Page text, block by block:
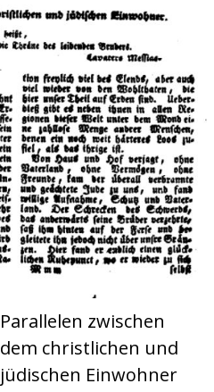
Parallelen zwischen
dem christlichen und
jüdischen Einwohner